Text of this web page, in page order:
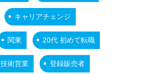
キャリアチェンジ
関東 20代 初めて転職
技術営業 登録販売者